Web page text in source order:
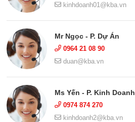
kinhdoanh01@kba.vn
Mr Ngọc - P. Dự Án
0964 21 08 90
duan@kba.vn
Ms Yến - P. Kinh Doanh
0974 874 270
kinhdoanh2@kba.vn